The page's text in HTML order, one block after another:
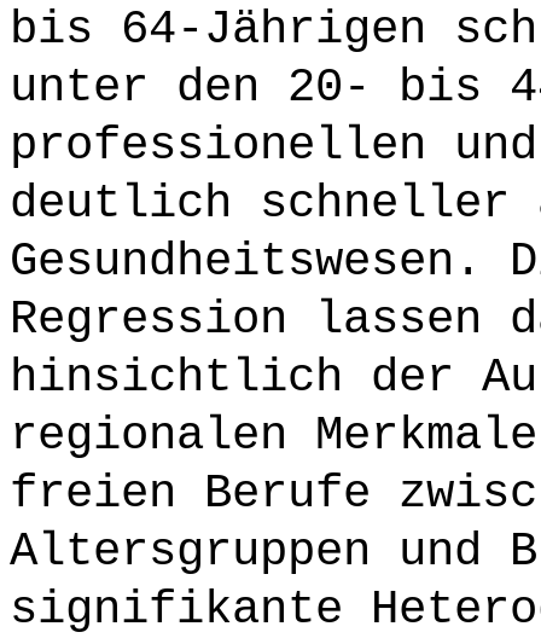
bis 64-Jährigen
unter den 20- bis
professionellen
deutlich
Gesundheitswesen.
Regression lassen
hinsichtlich der
regionalen
freien Berufe
Altersgruppen und
signifikante